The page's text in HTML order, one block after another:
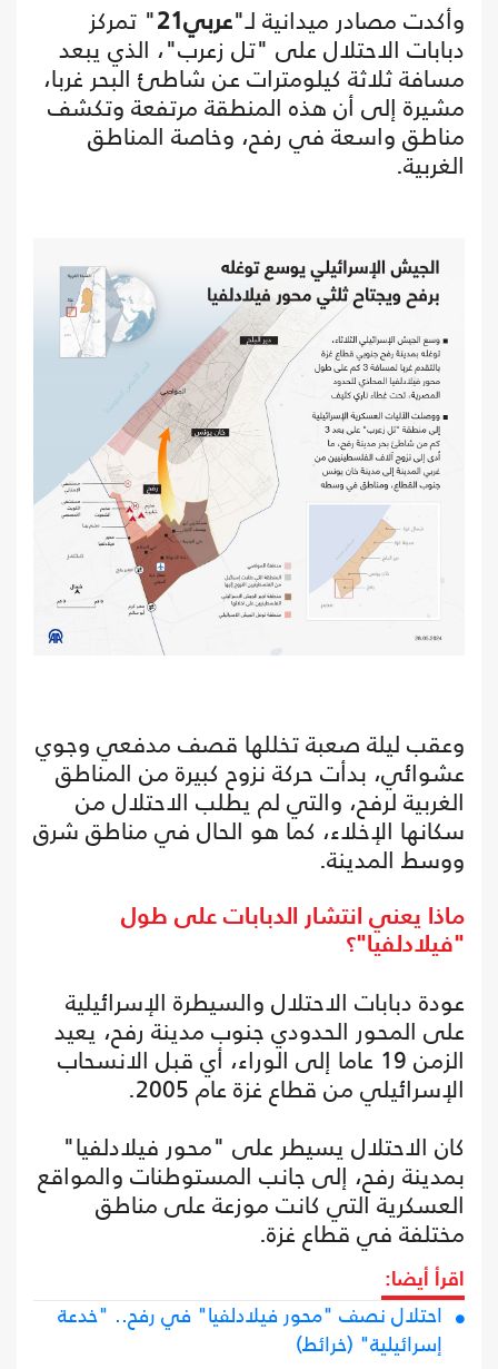
وأكدت مصادر ميدانية لـ"عربي21 " تمركز
دبابات الاحتلال على "تل زعرب"، الذي يبعد
مسافة ثلاثة كيلومترات عن شاطئ البحر غربا،
مشيرة إلى أن هذه المنطقة مرتفعة وتكشف
مناطق واسعة في رفح، وخاصة المناطق
الغربية.
وعقب ليلة صعبة تخللها قصف مدفعي وجوي
عشوائي، بدأت حركة نزوح كبيرة من المناطق
الغربية لرفح، والتي لم يطلب الاحتلال من
سكانها الإخلاء، كما هو الحال في مناطق شرق
ووسط المدينة.
ماذا يعني انتشار الدبابات على طول
"فيلادلفيا"؟
عودة دبابات الاحتلال والسيطرة الإسرائيلية
على المحور الحدودي جنوب مدينة رفح، يعيد
الزمن 19 عاما إلى الوراء، أي قبل الانسحاب
الإسرائيلي من قطاع غزة عام 2005.
كان الاحتلال يسيطر على "محور فيلادلفيا"
بمدينة رفح، إلى جانب المستوطنات والمواقع
العسكرية التي كانت موزعة على مناطق
مختلفة في قطاع غزة.
اقرأ أيضا:
احتلال نصف "محور فيلادلفيا" في رفح.. "خدعة
إسرائيلية" (خرائط)